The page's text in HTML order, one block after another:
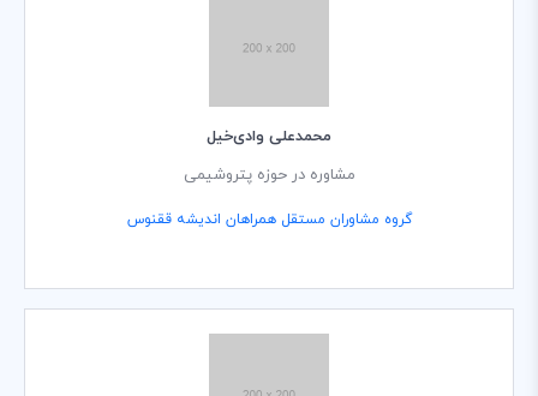
محمدعلی وادی‌خیل
مشاوره در حوزه پتروشیمی
گروه مشاوران مستقل همراهان اندیشه ققنوس